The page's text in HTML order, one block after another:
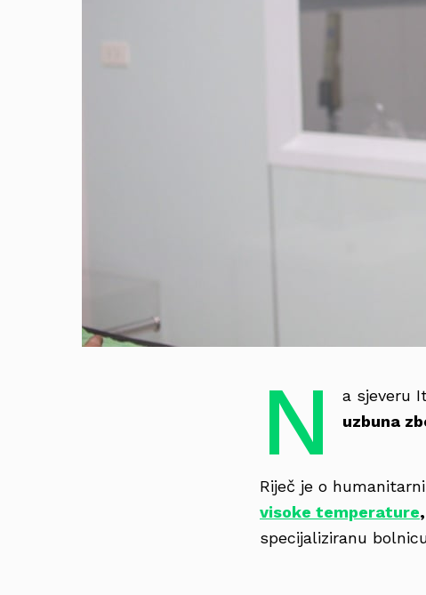
N a sjeveru
uzbuna
Riječ je o
visoke temperature,
specijaliziranu